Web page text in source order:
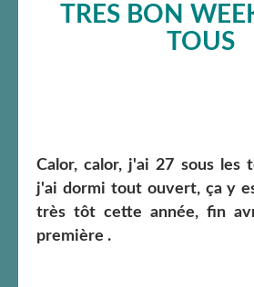
TRES BON
TOUS
Calor, calor, j'ai 27 sous les
j'ai dormi tout ouvert, ça y
très tôt cette année, fin
première .